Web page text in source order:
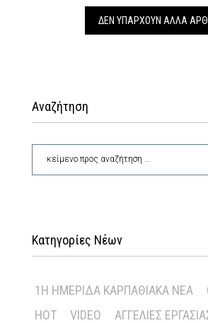
ΔΕΝ ΥΠΆΡΧΟΥΝ ΆΛΛΑ
Αναζήτηση
Κατηγορίες Νέων
1Η ΗΜΕΡΊΔΑ ΚΑΡΠΑΘΙΑΚΆ ΝΈΑ
HOT
VIDEO ΑΓΓΕΛΊΕΣ